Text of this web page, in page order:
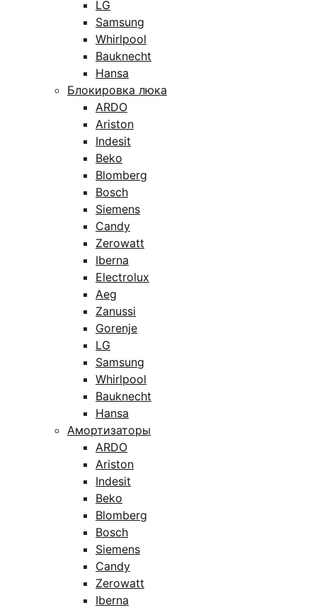
LG
Samsung
Whirlpool
Bauknecht
Hansa
Блокировка люка
ARDO
Ariston
Indesit
Beko
Blomberg
Bosch
Siemens
Candy
Zerowatt
Iberna
Electrolux
Aeg
Zanussi
Gorenje
LG
Samsung
Whirlpool
Bauknecht
Hansa
Амортизаторы
ARDO
Ariston
Indesit
Beko
Blomberg
Bosch
Siemens
Candy
Zerowatt
Iberna